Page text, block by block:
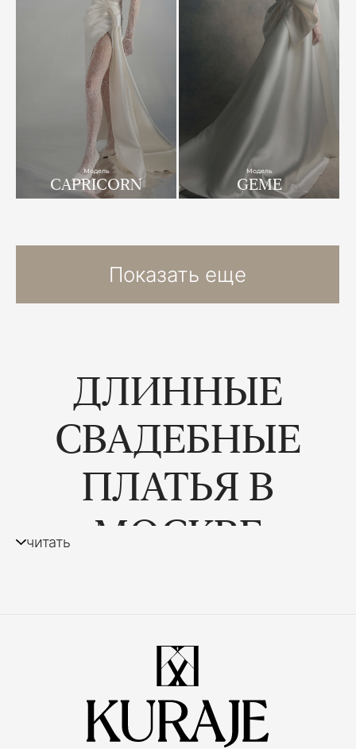
Модель
CAPRICORN
Модель
GEME
Показать еще
ДЛИННЫЕ
СВАДЕБНЫЕ
ПЛАТЬЯ В
МОСКВЕ
атмосферой свадебного дня.
Плавные линии силуэта, красивые ткани и
продуманные детали помогают подчеркнуть
индивидуальность невесты. В салоне Kuraje в
читать